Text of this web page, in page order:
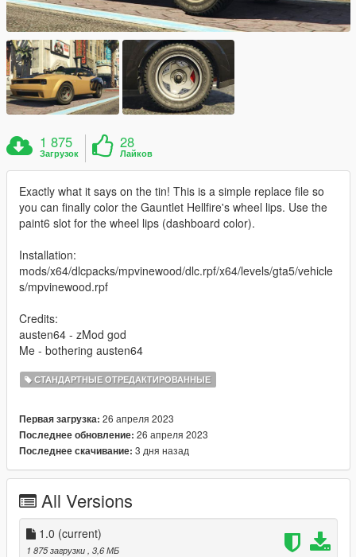
1 875
Загрузок
28
Лайков
Exactly what it says on the tin! This is a simple replace file so
you can finally color the Gauntlet Hellfire's wheel lips. Use the
paint6 slot for the wheel lips (dashboard color).
Installation:
mods/x64/dlcpacks/mpvinewood/dlc.rpf/x64/levels/gta5/vehicle
s/mpvinewood.rpf
Credits:
austen64 - zMod god
Me - bothering austen64
СТАНДАРТНЫЕ ОТРЕДАКТИРОВАННЫЕ
Первая загрузка: 26 апреля 2023
Последнее обновление: 26 апреля 2023
Последнее скачивание: 3 дня назад
All Versions
1.0 (current)
1 875 загрузки , 3,6 МБ